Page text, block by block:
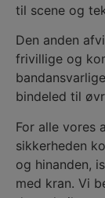
til scene og
Den anden
frivillige og
bindeled til
For alle vores
sikkerheden
og hinanden,
med kran. Vi